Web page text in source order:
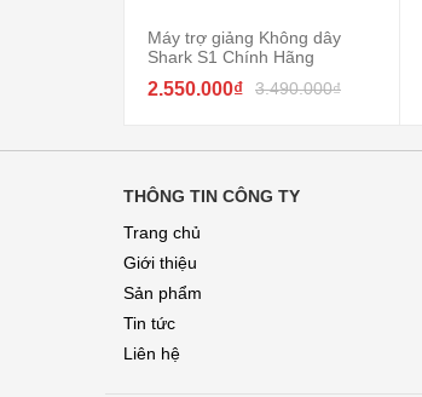
Máy trợ giảng Không dây
Shark S1 Chính Hãng
2.550.000₫ 3.490.000₫
THÔNG TIN CÔNG TY
Trang chủ
Giới thiệu
Sản phẩm
Tin tức
Liên hệ